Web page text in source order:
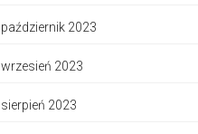
październik 2023
wrzesień 2023
sierpień 2023